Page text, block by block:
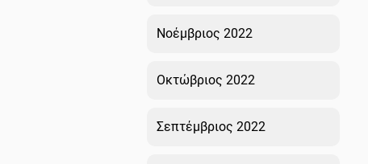
Νοέμβριος 2022
Οκτώβριος 2022
Σεπτέμβριος 2022